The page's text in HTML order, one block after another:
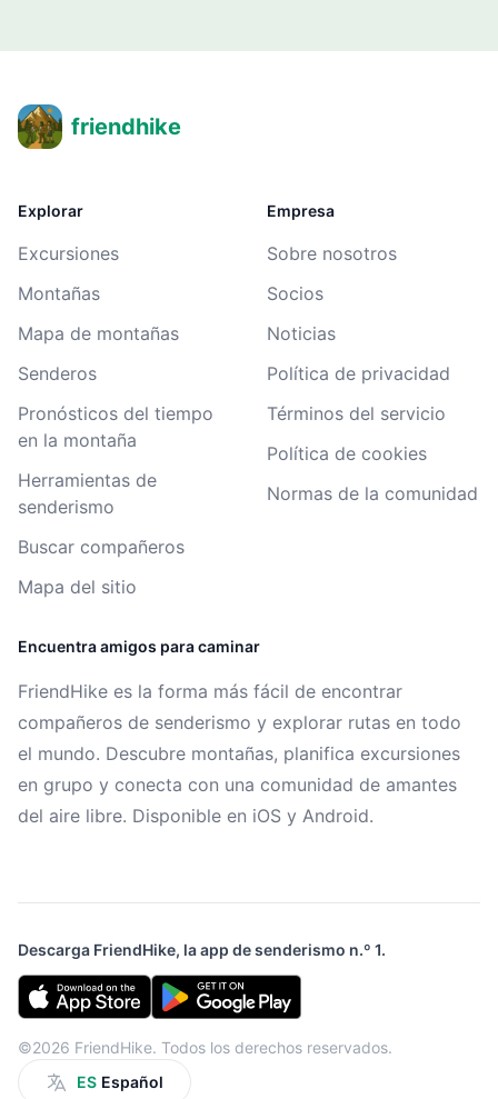
friendhike
Explorar
Excursiones
Montañas
Mapa de montañas
Senderos
Pronósticos del tiempo
en la montaña
Herramientas de
senderismo
Buscar compañeros
Mapa del sitio
Empresa
Sobre nosotros
Socios
Noticias
Política de privacidad
Términos del servicio
Política de cookies
Normas de la comunidad
Encuentra amigos para caminar
FriendHike es la forma más fácil de encontrar
compañeros de senderismo y explorar rutas en todo
el mundo. Descubre montañas, planifica excursiones
en grupo y conecta con una comunidad de amantes
del aire libre. Disponible en iOS y Android.
Descarga FriendHike, la app de senderismo n.º 1.
©2026 FriendHike. Todos los derechos reservados.
ES Español